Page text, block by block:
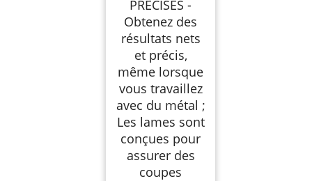
PRÉCISES -
Obtenez des
résultats nets
et précis,
même lorsque
vous travaillez
avec du métal ;
Les lames sont
conçues pour
assurer des
coupes